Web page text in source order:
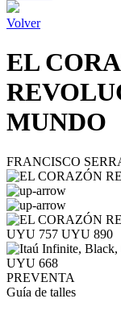
Volver
EL
MUNDO
FRANCISCO
UYU 757 UYU 890
UYU 668
PREVENTA
Guía de talles